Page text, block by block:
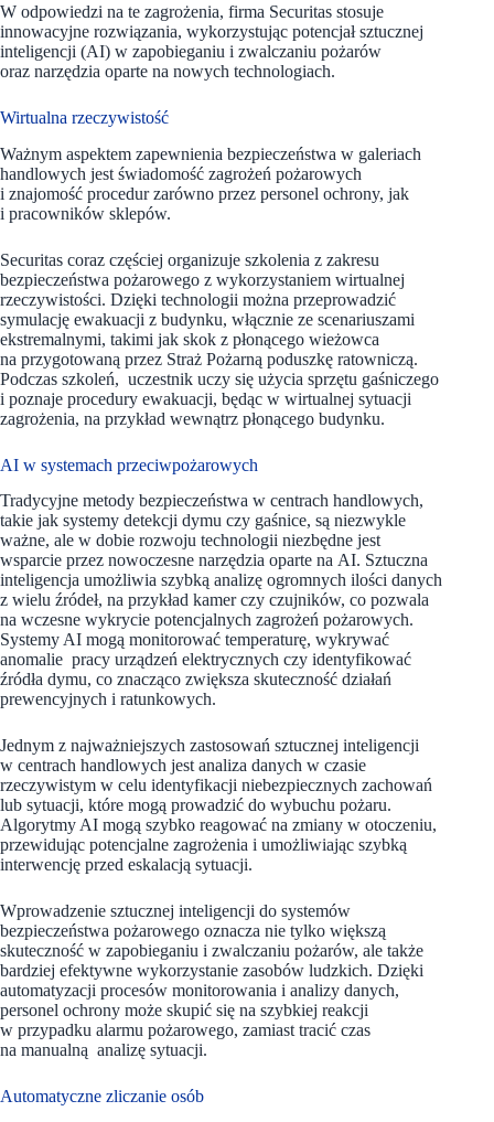
W odpowiedzi na te zagrożenia, firma Securitas stosuje
innowacyjne rozwiązania, wykorzystując potencjał sztucznej
inteligencji (AI) w zapobieganiu i zwalczaniu pożarów
oraz narzędzia oparte na nowych technologiach.
Wirtualna rzeczywistość
Ważnym aspektem zapewnienia bezpieczeństwa w galeriach
handlowych jest świadomość zagrożeń pożarowych
i znajomość procedur zarówno przez personel ochrony, jak
i pracowników sklepów.
Securitas coraz częściej organizuje szkolenia z zakresu
bezpieczeństwa pożarowego z wykorzystaniem wirtualnej
rzeczywistości. Dzięki technologii można przeprowadzić
symulację ewakuacji z budynku, włącznie ze scenariuszami
ekstremalnymi, takimi jak skok z płonącego wieżowca
na przygotowaną przez Straż Pożarną poduszkę ratowniczą.
Podczas szkoleń, uczestnik uczy się użycia sprzętu gaśniczego
i poznaje procedury ewakuacji, będąc w wirtualnej sytuacji
zagrożenia, na przykład wewnątrz płonącego budynku.
AI w systemach przeciwpożarowych
Tradycyjne metody bezpieczeństwa w centrach handlowych,
takie jak systemy detekcji dymu czy gaśnice, są niezwykle
ważne, ale w dobie rozwoju technologii niezbędne jest
wsparcie przez nowoczesne narzędzia oparte na AI. Sztuczna
inteligencja umożliwia szybką analizę ogromnych ilości danych
z wielu źródeł, na przykład kamer czy czujników, co pozwala
na wczesne wykrycie potencjalnych zagrożeń pożarowych.
Systemy AI mogą monitorować temperaturę, wykrywać
anomalie pracy urządzeń elektrycznych czy identyfikować
źródła dymu, co znacząco zwiększa skuteczność działań
prewencyjnych i ratunkowych.
Jednym z najważniejszych zastosowań sztucznej inteligencji
w centrach handlowych jest analiza danych w czasie
rzeczywistym w celu identyfikacji niebezpiecznych zachowań
lub sytuacji, które mogą prowadzić do wybuchu pożaru.
Algorytmy AI mogą szybko reagować na zmiany w otoczeniu,
przewidując potencjalne zagrożenia i umożliwiając szybką
interwencję przed eskalacją sytuacji.
Wprowadzenie sztucznej inteligencji do systemów
bezpieczeństwa pożarowego oznacza nie tylko większą
skuteczność w zapobieganiu i zwalczaniu pożarów, ale także
bardziej efektywne wykorzystanie zasobów ludzkich. Dzięki
automatyzacji procesów monitorowania i analizy danych,
personel ochrony może skupić się na szybkiej reakcji
w przypadku alarmu pożarowego, zamiast tracić czas
na manualną analizę sytuacji.
Automatyczne zliczanie osób